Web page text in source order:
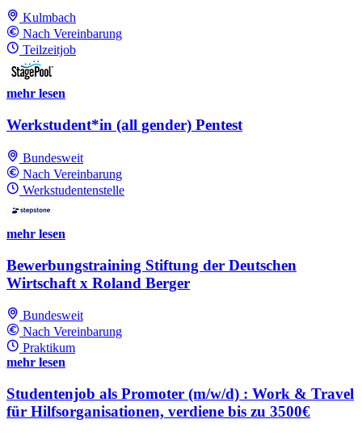
Kulmbach
Nach Vereinbarung
Teilzeitjob
mehr lesen
Werkstudent*in (all gender) Pentest
Bundesweit
Nach Vereinbarung
Werkstudentenstelle
mehr lesen
Bewerbungstraining Stiftung der Deutschen
Wirtschaft x Roland Berger
Bundesweit
Nach Vereinbarung
Praktikum
mehr lesen
Studentenjob als Promoter (m/w/d) : Work & Travel
für Hilfsorganisationen, verdiene bis zu 3500€